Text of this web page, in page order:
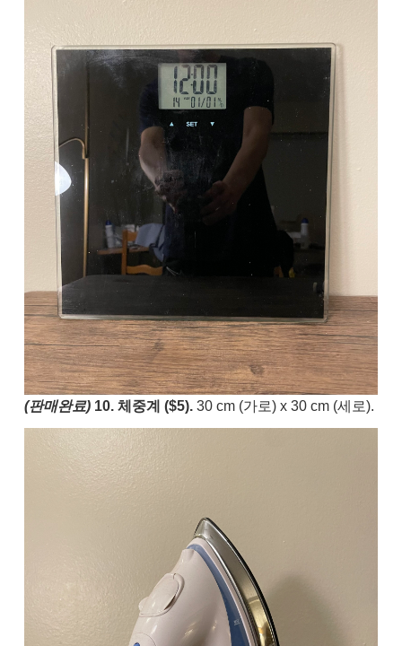
(판매완료) 10. 체중계 ($5). 30 cm (가로) x 30 cm (세로).